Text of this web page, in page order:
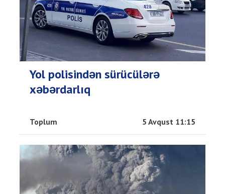
Yol polisindən sürücülərə
xəbərdarlıq
Toplum 5 Avqust 11:15